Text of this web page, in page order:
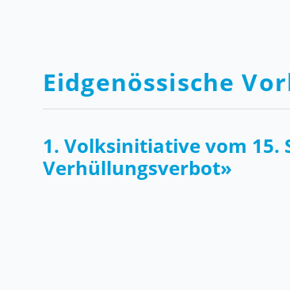
Eidgenössische
1. Volksinitiative vom 15.
Verhüllungsverbot»